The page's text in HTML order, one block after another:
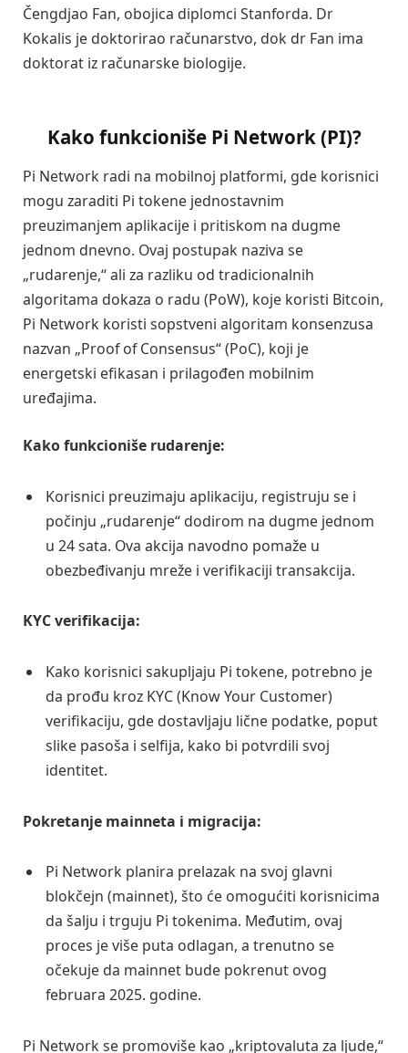
Čengdjao Fan, obojica diplomci Stanforda. Dr
Kokalis je doktorirao računarstvo, dok dr Fan ima
doktorat iz računarske biologije.
Kako funkcioniše Pi Network (PI)?
Pi Network radi na mobilnoj platformi, gde korisnici
mogu zaraditi Pi tokene jednostavnim
preuzimanjem aplikacije i pritiskom na dugme
jednom dnevno. Ovaj postupak naziva se
„rudarenje,“ ali za razliku od tradicionalnih
algoritama dokaza o radu (PoW), koje koristi Bitcoin,
Pi Network koristi sopstveni algoritam konsenzusa
nazvan „Proof of Consensus“ (PoC), koji je
energetski efikasan i prilagođen mobilnim
uređajima.
Kako funkcioniše rudarenje:
Korisnici preuzimaju aplikaciju, registruju se i
počinju „rudarenje“ dodirom na dugme jednom
u 24 sata. Ova akcija navodno pomaže u
obezbeđivanju mreže i verifikaciji transakcija.
KYC verifikacija:
Kako korisnici sakupljaju Pi tokene, potrebno je
da prođu kroz KYC (Know Your Customer)
verifikaciju, gde dostavljaju lične podatke, poput
slike pasoša i selfija, kako bi potvrdili svoj
identitet.
Pokretanje mainneta i migracija:
Pi Network planira prelazak na svoj glavni
blokčejn (mainnet), što će omogućiti korisnicima
da šalju i trguju Pi tokenima. Međutim, ovaj
proces je više puta odlagan, a trenutno se
očekuje da mainnet bude pokrenut ovog
februara 2025. godine.
Pi Network se promoviše kao „kriptovaluta za ljude,“